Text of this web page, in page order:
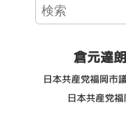
倉元達朗
日本共産党福岡市
日本共産党